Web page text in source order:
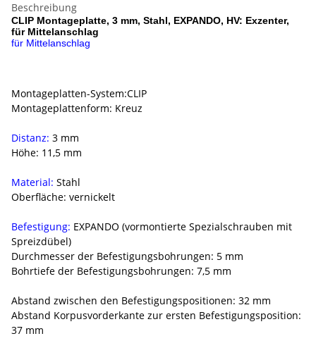
Beschreibung
CLIP Montageplatte, 3 mm, Stahl, EXPANDO, HV: Exzenter,
für Mittelanschlag
für Mittelanschlag
Montageplatten-System:CLIP
Montageplattenform: Kreuz
Distanz: 3 mm
Höhe: 11,5 mm
Material: Stahl
Oberfläche: vernickelt
Befestigung: EXPANDO (vormontierte Spezialschrauben mit
Spreizdübel)
Durchmesser der Befestigungsbohrungen: 5 mm
Bohrtiefe der Befestigungsbohrungen: 7,5 mm
Abstand zwischen den Befestigungspositionen: 32 mm
Abstand Korpusvorderkante zur ersten Befestigungsposition:
37 mm